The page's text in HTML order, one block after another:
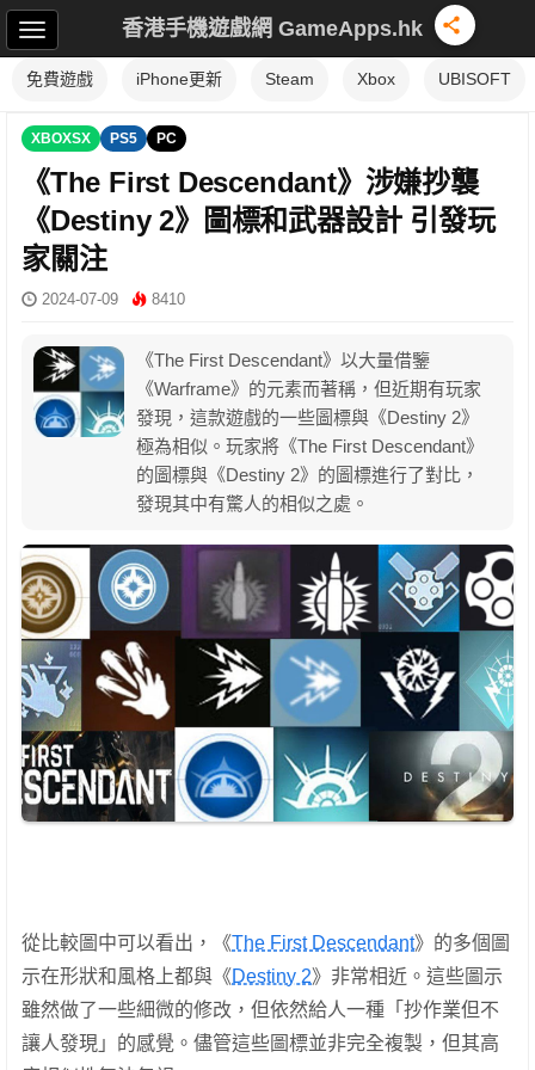
香港手機遊戲網 GameApps.hk
免費遊戲 iPhone更新 Steam Xbox UBISOFT
XBOXSX PS5 PC
《The First Descendant》涉嫌抄襲
《Destiny 2》圖標和武器設計 引發玩
家關注
2024-07-09 8410
《The First Descendant》以大量借鑒
《Warframe》的元素而著稱，但近期有玩家
發現，這款遊戲的一些圖標與《Destiny 2》
極為相似。玩家將《The First Descendant》
的圖標與《Destiny 2》的圖標進行了對比，
發現其中有驚人的相似之處。
從比較圖中可以看出，《The First Descendant》的多個圖
示在形狀和風格上都與《Destiny 2》非常相近。這些圖示
雖然做了一些細微的修改，但依然給人一種「抄作業但不
讓人發現」的感覺。儘管這些圖標並非完全複製，但其高